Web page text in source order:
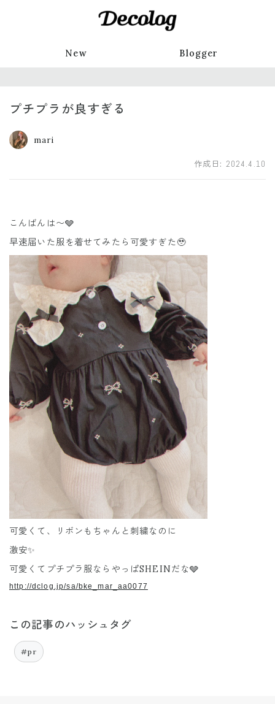
New Blogger
プチプラが良すぎる
mari
作成日: 2024.4.10
こんばんは〜🩶
早速届いた服を着せてみたら可愛すぎた🥹
可愛くて、リボンもちゃんと刺繍なのに
激安✨
可愛くてプチプラ服ならやっぱSHEINだな🩶
http://dclog.jp/sa/bke_mar_aa0077
この記事のハッシュタグ
#pr